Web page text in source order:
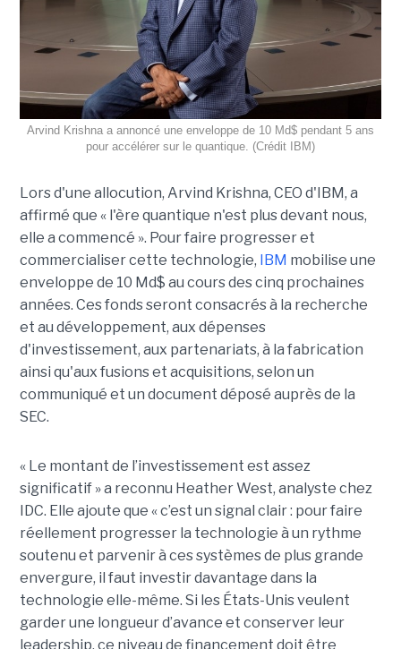
Arvind Krishna a annoncé une enveloppe de 10 Md$ pendant 5 ans
pour accélérer sur le quantique. (Crédit IBM)
Lors d'une allocution, Arvind Krishna, CEO d'IBM, a
affirmé que « l'ère quantique n'est plus devant nous,
elle a commencé ». Pour faire progresser et
commercialiser cette technologie, IBM mobilise une
enveloppe de 10 Md$ au cours des cinq prochaines
années. Ces fonds seront consacrés à la recherche
et au développement, aux dépenses
d'investissement, aux partenariats, à la fabrication
ainsi qu'aux fusions et acquisitions, selon un
communiqué et un document déposé auprès de la
SEC.
« Le montant de l’investissement est assez
significatif » a reconnu Heather West, analyste chez
IDC. Elle ajoute que « c’est un signal clair : pour faire
réellement progresser la technologie à un rythme
soutenu et parvenir à ces systèmes de plus grande
envergure, il faut investir davantage dans la
technologie elle-même. Si les États-Unis veulent
garder une longueur d’avance et conserver leur
leadership, ce niveau de financement doit être